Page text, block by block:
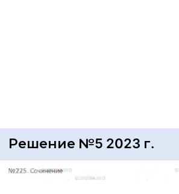
Решение №5 2023 г.